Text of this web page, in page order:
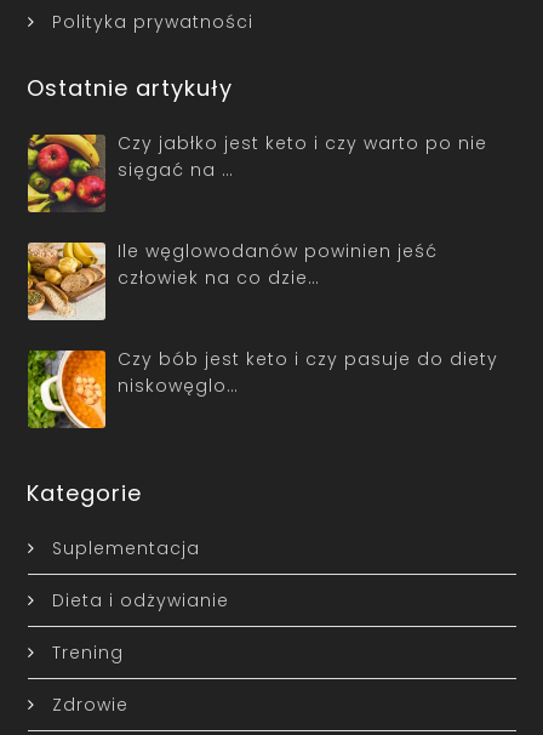
Polityka prywatności
Ostatnie artykuły
Czy jabłko jest keto i czy warto po nie
sięgać na …
Ile węglowodanów powinien jeść
człowiek na co dzie…
Czy bób jest keto i czy pasuje do diety
niskowęglo…
Kategorie
Suplementacja
Dieta i odżywianie
Trening
Zdrowie